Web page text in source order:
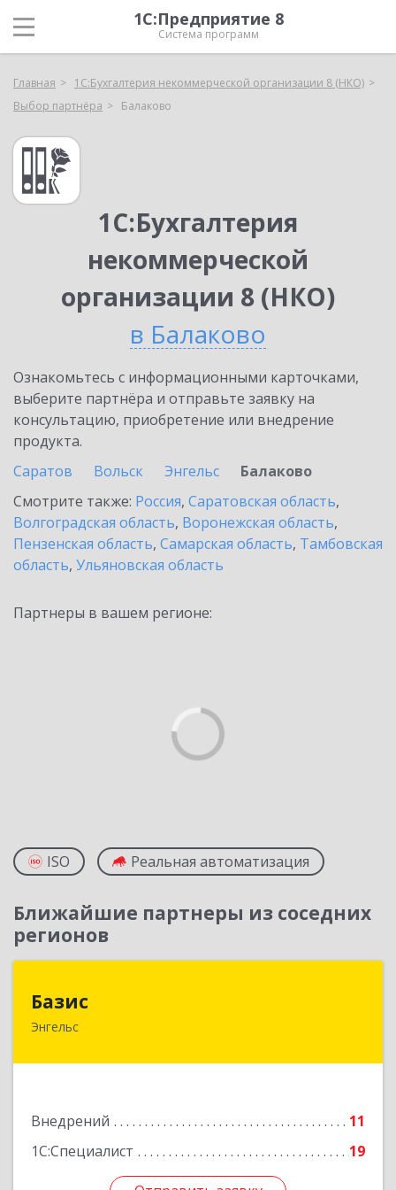
1С:Предприятие 8
Система программ
Главная
1С:Бухгалтерия некоммерческой организации 8 (НКО)
Выбор партнёра
Балаково
1С:Бухгалтерия
некоммерческой
организации 8 (НКО)
в Балаково
Ознакомьтесь с информационными карточками,
выберите партнёра и отправьте заявку на
консультацию, приобретение или внедрение
продукта.
Саратов
Вольск Энгельс
Балаково
Смотрите также: Россия, Саратовская область,
Волгоградская область, Воронежская область,
Пензенская область, Самарская область, Тамбовская
область, Ульяновская область
Партнеры в вашем регионе:
ISO Реальная автоматизация
Ближайшие партнеры из соседних
регионов
Базис
Энгельс
Внедрений
11
1С:Специалист
19
413100, Саратовская обл, м.р-н Энгельсский, г.п.